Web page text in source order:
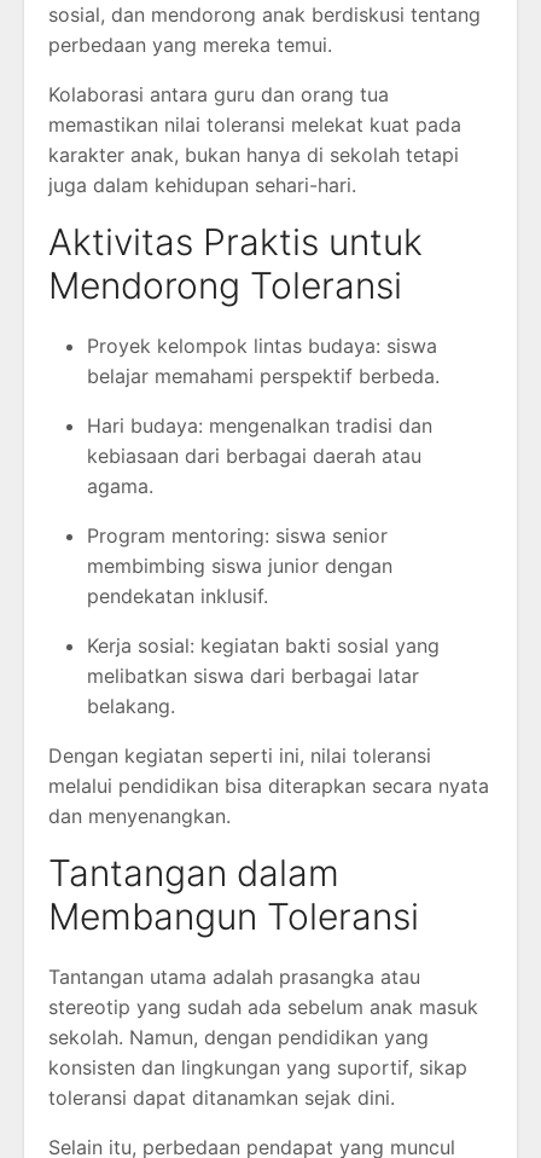
sosial, dan mendorong anak berdiskusi tentang
perbedaan yang mereka temui.
Kolaborasi antara guru dan orang tua
memastikan nilai toleransi melekat kuat pada
karakter anak, bukan hanya di sekolah tetapi
juga dalam kehidupan sehari-hari.
Aktivitas Praktis untuk
Mendorong Toleransi
Proyek kelompok lintas budaya: siswa
belajar memahami perspektif berbeda.
Hari budaya: mengenalkan tradisi dan
kebiasaan dari berbagai daerah atau
agama.
Program mentoring: siswa senior
membimbing siswa junior dengan
pendekatan inklusif.
Kerja sosial: kegiatan bakti sosial yang
melibatkan siswa dari berbagai latar
belakang.
Dengan kegiatan seperti ini, nilai toleransi
melalui pendidikan bisa diterapkan secara nyata
dan menyenangkan.
Tantangan dalam
Membangun Toleransi
Tantangan utama adalah prasangka atau
stereotip yang sudah ada sebelum anak masuk
sekolah. Namun, dengan pendidikan yang
konsisten dan lingkungan yang suportif, sikap
toleransi dapat ditanamkan sejak dini.
Selain itu, perbedaan pendapat yang muncul